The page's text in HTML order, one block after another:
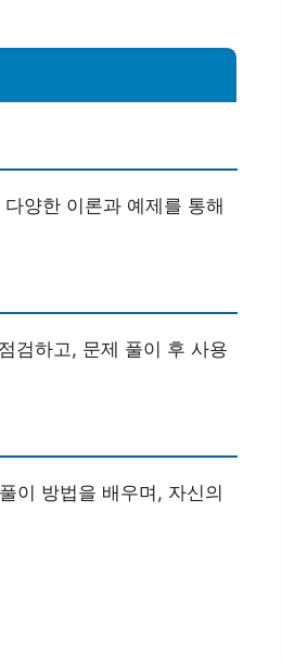
양한 이론과 예제를 통해
검하고, 문제 풀이 후 사용
이 방법을 배우며, 자신의